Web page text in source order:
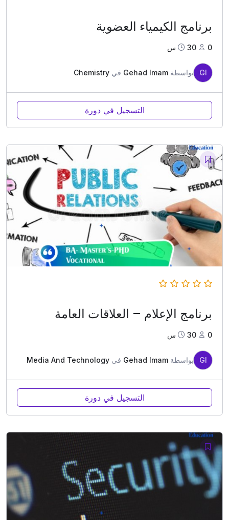
برنامج الكيمياء العضوية
0 30س
GI بواسطة Gehad Imam في Chemistry
التسجيل في دورة
برنامج الإعلام – العلاقات العامة
0 30س
GI بواسطة Gehad Imam في Media And Technology
التسجيل في دورة